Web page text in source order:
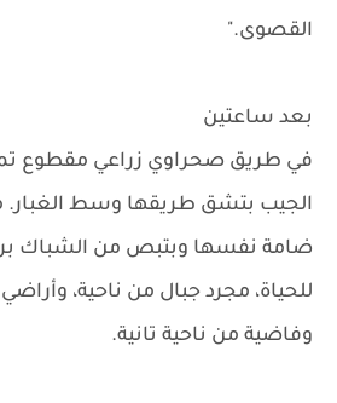
القصوى."
بعد ساعتين
في طريق صحراوي زراعي مقطوع
الجيب بتشق طريقها وسط الغبار.
ضامة نفسها وبتبص من الشباك
للحياة، مجرد جبال من ناحية،
وفاضية من ناحية تانية.